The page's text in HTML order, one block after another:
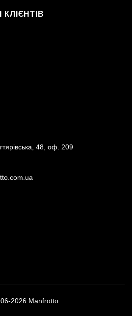
48, оф. 209
2026 Manfrotto